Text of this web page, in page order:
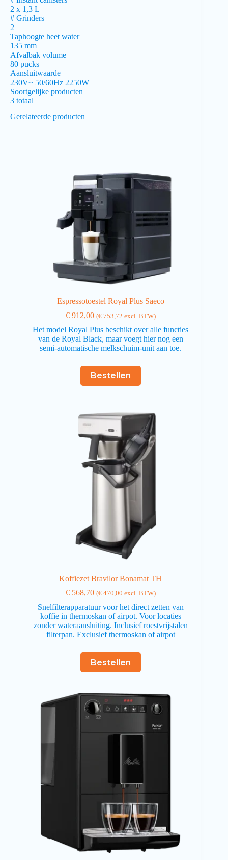
2 x 1,3 L
# Grinders
2
Taphoogte heet water
135 mm
Afvalbak volume
80 pucks
Aansluitwaarde
230V~ 50/60Hz 2250W
Soortgelijke producten
3 totaal
Gerelateerde producten
Espressotoestel Royal Plus Saeco
€912,00 (€753,72 excl. BTW)
Het model Royal Plus beschikt over alle functies
van de Royal Black, maar voegt hier nog een
semi-automatische melkschuim-unit aan toe.
Bestellen
Koffiezet Bravilor Bonamat TH
€568,70 (€470,00 excl. BTW)
Snelfilterapparatuur voor het direct zetten van
koffie in thermoskan of airpot. Voor locaties
zonder wateraansluiting. Inclusief roestvrijstalen
filterpan. Exclusief thermoskan of airpot
Bestellen